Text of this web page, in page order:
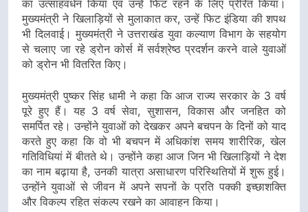
का उत्साहवर्धन किया एवं उन्हें फिट रहने के लिए प्रेरित किया।
मुख्यमंत्री ने खिलाड़ियों से मुलाकात कर, उन्हें फिट इंडिया की शपथ
भी दिलवाई। मुख्यमंत्री ने उत्तराखंड युवा कल्याण विभाग के सहयोग
से चलाए जा रहे ड्रोन कोर्स में सर्वश्रेष्ठ प्रदर्शन करने वाले युवाओं
को ड्रोन भी वितरित किए।
मुख्यमंत्री पुष्कर सिंह धामी ने कहा कि आज राज्य सरकार के 3 वर्ष
पूरे हुए हैं। यह 3 वर्ष सेवा, सुशासन, विकास और जनहित को
समर्पित रहे। उन्होंने युवाओं को देखकर अपने बचपन के दिनों को याद
करते हुए कहा कि वो भी बचपन में अधिकांश समय शारीरिक, खेल
गतिविधियां में बीतते थे। उन्होंने कहा आज जिन भी खिलाड़ियों ने देश
का नाम बढ़ाया है, उनकी यात्रा असाधारण परिस्थितियों में शुरू हुई।
उन्होंने युवाओं से जीवन में अपने सपनों के प्रति पक्की इच्छाशक्ति
और विकल्प रहित संकल्प रखने का आवाहन किया।